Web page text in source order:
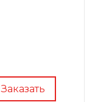
Заказать